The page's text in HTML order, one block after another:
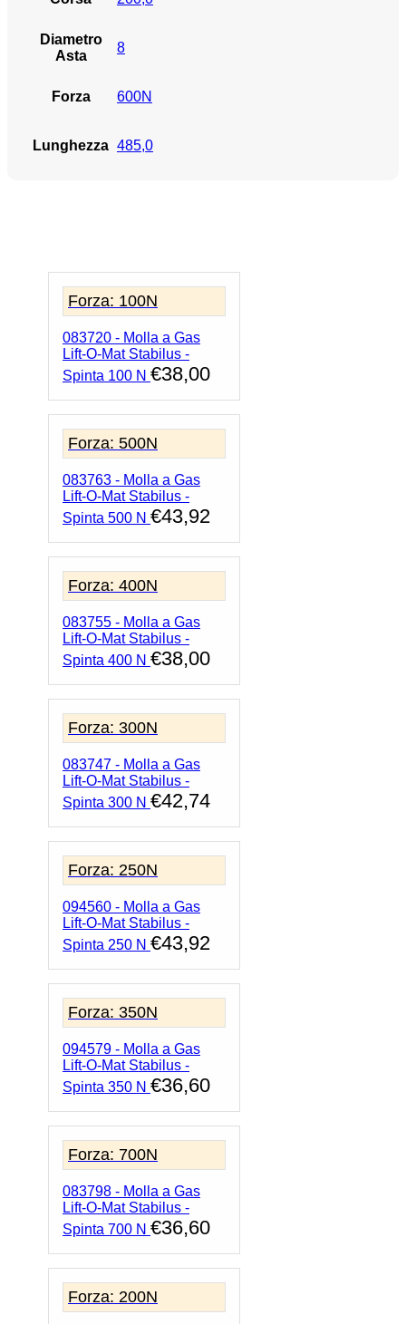
Diametro
Asta
8
Forza 600N
Lunghezza 485,0
Forza: 100N
083720 - Molla a Gas
Lift-O-Mat Stabilus -
Spinta 100 N €38,00
Forza: 500N
083763 - Molla a Gas
Lift-O-Mat Stabilus -
Spinta 500 N €43,92
Forza: 400N
083755 - Molla a Gas
Lift-O-Mat Stabilus -
Spinta 400 N €38,00
Forza: 300N
083747 - Molla a Gas
Lift-O-Mat Stabilus -
Spinta 300 N €42,74
Forza: 250N
094560 - Molla a Gas
Lift-O-Mat Stabilus -
Spinta 250 N €43,92
Forza: 350N
094579 - Molla a Gas
Lift-O-Mat Stabilus -
Spinta 350 N €36,60
Forza: 700N
083798 - Molla a Gas
Lift-O-Mat Stabilus -
Spinta 700 N €36,60
Forza: 200N